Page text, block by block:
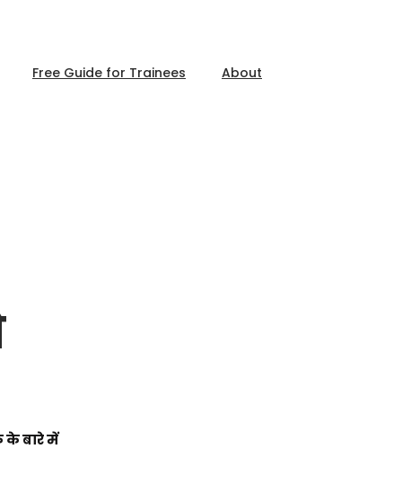
Free Guide for Trainees About
के बारे में